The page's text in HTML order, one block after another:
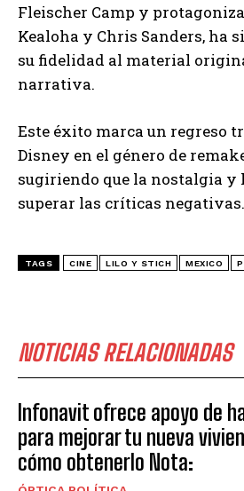
Fleischer Camp y
Kealoha y Chris Sanders, ha
su fidelidad al material
narrativa.
Este éxito marca un regreso
Disney en el género de
sugiriendo que la nostalgia y
superar las críticas negativas.
TAGS CINE LILO Y STICH MEXICO
NOTICIAS RELACIONADAS
Infonavit ofrece apoyo de
para mejorar tu nueva
cómo obtenerlo Nota: